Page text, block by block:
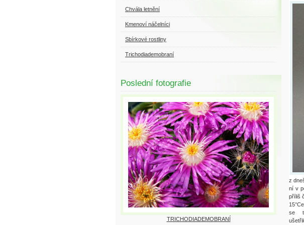
z
ní v
příliš
se
Chvála letnění
Kmenoví náčelníci
Sbírkové rostliny
Trichodiademobraní
Poslední fotografie
TRICHODIADEMOBRANÍ